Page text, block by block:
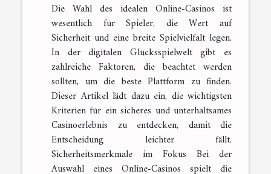
Die Wahl des idealen Online-Casinos ist
wesentlich für Spieler, die Wert auf
Sicherheit und eine breite Spielvielfalt legen.
In der digitalen Glücksspielwelt gibt es
zahlreiche Faktoren, die beachtet werden
sollten, um die beste Plattform zu finden.
Dieser Artikel lädt dazu ein, die wichtigsten
Kriterien für ein sicheres und unterhaltsames
Casinoerlebnis zu entdecken, damit die
Entscheidung leichter fällt.
Sicherheitsmerkmale im Fokus Bei der
Auswahl eines Online-Casinos spielt die